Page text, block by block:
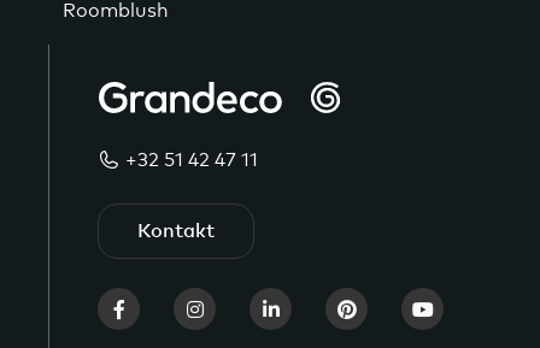
Roomblush
+32 51 42 47 11
Kontakt